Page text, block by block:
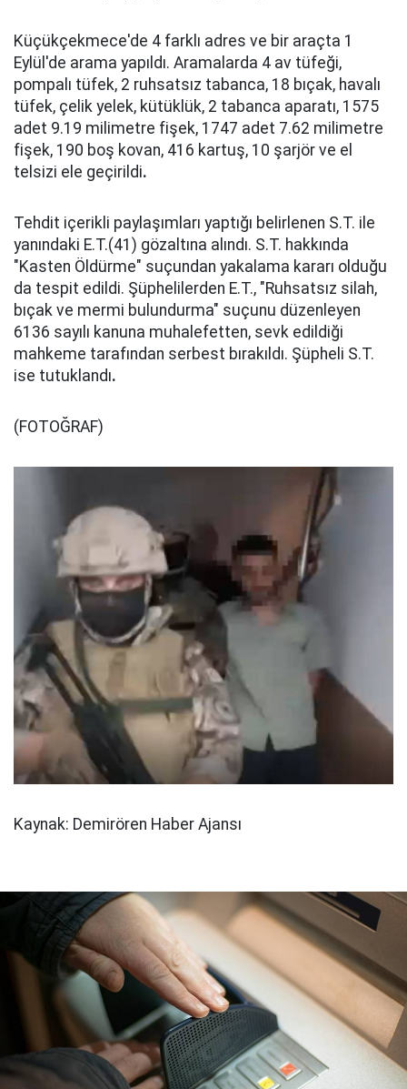
Küçükçekmece'de 4 farklı adres ve bir araçta 1
Eylül'de arama yapıldı. Aramalarda 4 av tüfeği,
pompalı tüfek, 2 ruhsatsız tabanca, 18 bıçak, havalı
tüfek, çelik yelek, kütüklük, 2 tabanca aparatı, 1575
adet 9.19 milimetre fişek, 1747 adet 7.62 milimetre
fişek, 190 boş kovan, 416 kartuş, 10 şarjör ve el
telsizi ele geçirildi.
Tehdit içerikli paylaşımları yaptığı belirlenen S.T. ile
yanındaki E.T.(41) gözaltına alındı. S.T. hakkında
"Kasten Öldürme" suçundan yakalama kararı olduğu
da tespit edildi. Şüphelilerden E.T., "Ruhsatsız silah,
bıçak ve mermi bulundurma" suçunu düzenleyen
6136 sayılı kanuna muhalefetten, sevk edildiği
mahkeme tarafından serbest bırakıldı. Şüpheli S.T.
ise tutuklandı.
(FOTOĞRAF)
Kaynak: Demirören Haber Ajansı